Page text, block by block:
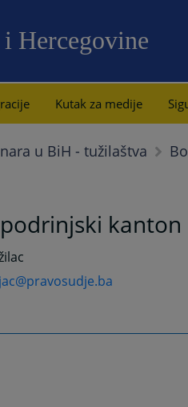
Hercegovine
Kutak za medije
u BiH - tužilaštva
kanton